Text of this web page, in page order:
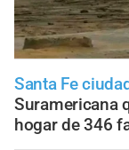
Santa Fe
Suramericana
hogar de 346